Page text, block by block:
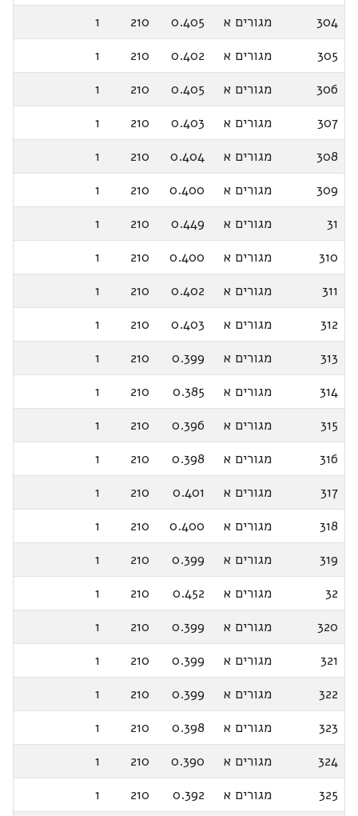
304 מגורים א 0.405
210
1
305
מגורים א 0.402
210
1
306
מגורים א 0.405
210
1
307
מגורים א 0.403
210
1
308
מגורים א 0.404
210
1
309
מגורים א 0.400
210
1
31
מגורים א 0.449
210
1
310
מגורים א 0.400
210
1
311
מגורים א 0.402
210
1
312
מגורים א 0.403
210
1
313
מגורים א 0.399
210
1
314
מגורים א 0.385
210
1
315
מגורים א 0.396
210
1
316
מגורים א 0.398
210
1
317
מגורים א 0.401
210
1
318
מגורים א 0.400
210
1
319
מגורים א 0.399
210
1
32
מגורים א 0.452
210
1
320
מגורים א 0.399
210
1
321
מגורים א 0.399
210
1
322
מגורים א 0.399
210
1
323
מגורים א 0.398
210
1
324
מגורים א 0.390
210
1
325
מגורים א 0.392
210
1